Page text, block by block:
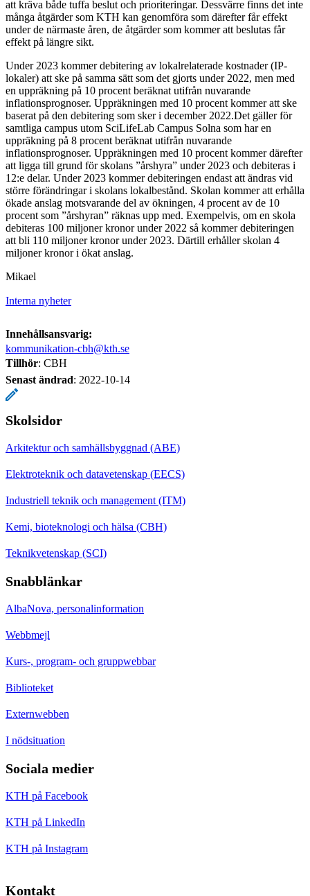
att kräva både tuffa beslut och prioriteringar. Dessvärre finns det inte
många åtgärder som KTH kan genomföra som därefter får effekt
under de närmaste åren, de åtgärder som kommer att beslutas får
effekt på längre sikt.
Under 2023 kommer debitering av lokalrelaterade kostnader (IP-
lokaler) att ske på samma sätt som det gjorts under 2022, men med
en uppräkning på 10 procent beräknat utifrån nuvarande
inflationsprognoser. Uppräkningen med 10 procent kommer att ske
baserat på den debitering som sker i december 2022.Det gäller för
samtliga campus utom SciLifeLab Campus Solna som har en
uppräkning på 8 procent beräknat utifrån nuvarande
inflationsprognoser. Uppräkningen med 10 procent kommer därefter
att ligga till grund för skolans ”årshyra” under 2023 och debiteras i
12:e delar. Under 2023 kommer debiteringen endast att ändras vid
större förändringar i skolans lokalbestånd. Skolan kommer att erhålla
ökade anslag motsvarande del av ökningen, 4 procent av de 10
procent som ”årshyran” räknas upp med. Exempelvis, om en skola
debiteras 100 miljoner kronor under 2022 så kommer debiteringen
att bli 110 miljoner kronor under 2023. Därtill erhåller skolan 4
miljoner kronor i ökat anslag.
Mikael
Interna nyheter
Innehållsansvarig:
kommunikation-cbh@kth.se
Tillhör: CBH
Senast ändrad: 2022-10-14
Skolsidor
Arkitektur och samhällsbyggnad (ABE)
Elektroteknik och datavetenskap (EECS)
Industriell teknik och management (ITM)
Kemi, bioteknologi och hälsa (CBH)
Teknikvetenskap (SCI)
Snabblänkar
AlbaNova, personalinformation
Webbmejl
Kurs-, program- och gruppwebbar
Biblioteket
Externwebben
I nödsituation
Sociala medier
KTH på Facebook
KTH på LinkedIn
KTH på Instagram
Kontakt